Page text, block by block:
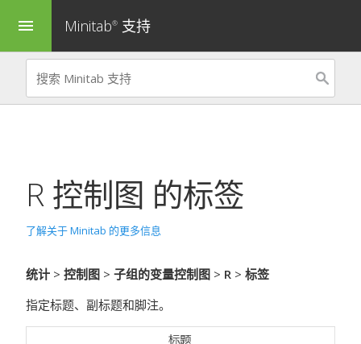
menu Minitab® 支持
R 控制图 的标签
了解关于 Minitab 的更多信息
统计 > 控制图 > 子组的变量控制图 > R > 标签
指定标题、副标题和脚注。